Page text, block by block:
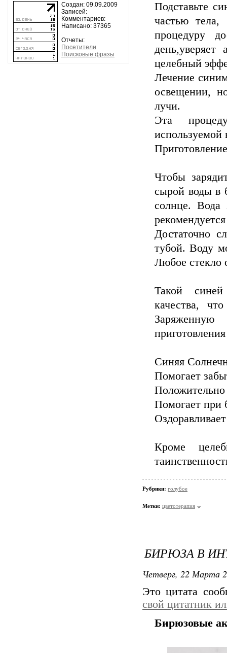
Создан: 09.09.2009
Записей:
Комментариев:
Написано: 37365
Отчеты:
Посетители
Поисковые фразы
Подставьте
частью тела,
процедуру
день,уверяет
целебный
Лечение
освещении,
лучи.
Эта
используемой
Чтобы
сырой воды в
солнце. Вода
Достаточно
тубой. Воду
Любое стекло
Такой
качества,
Синяя
Помогает
Положительно
Помогает при
Кроме
Рубрики: голубое
Метки: цветотерапия
БИРЮЗА В
Четверг, 22 Марта
Это цитата
свой цитатник
Бирюзовые